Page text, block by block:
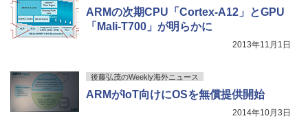
ARMの次期CPU「Cortex-A12」とGPU
「Mali-T700」が明らかに
2013年11月1日
後藤弘茂のWeekly海外ニュース
ARMがIoT向けにOSを無償提供開始
2014年10月3日